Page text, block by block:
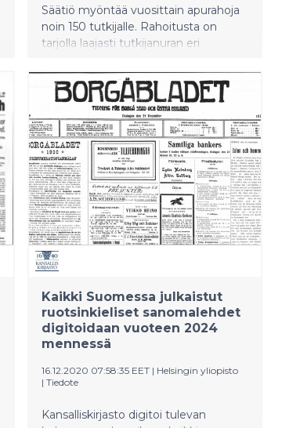
Säätiö myöntää vuosittain apurahoja
noin 150 tutkijalle. Rahoitusta on
tarjolla laajasti tutkijanuran eri
oman tutkimusryhmän
perustamiseen asti. Hakuinfo
järjestetään 7. toukokuuta.
Kaikki Suomessa julkaistut
ruotsinkieliset sanomalehdet
digitoidaan vuoteen 2024
mennessä
16.12.2020 07:58:35 EET | Helsingin yliopisto
| Tiedote
Kansalliskirjasto digitoi tulevan